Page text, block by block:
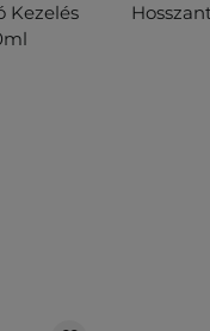
Kezelés